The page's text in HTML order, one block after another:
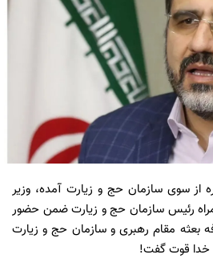
از سوی سازمان حج و زیارت آمده، وزیر
رئیس سازمان حج و زیارت ضمن حضور
بهمن از غرفه بعثه مقام رهبری و سازمان حج و زیارت
خدا قوت گفت!